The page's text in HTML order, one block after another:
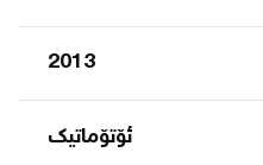
2013
ئۆتۆماتیک